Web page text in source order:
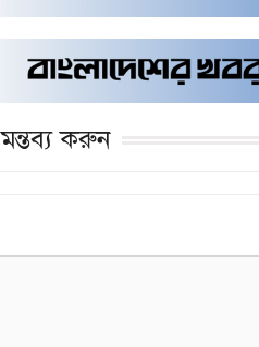
মন্তব্য করুন